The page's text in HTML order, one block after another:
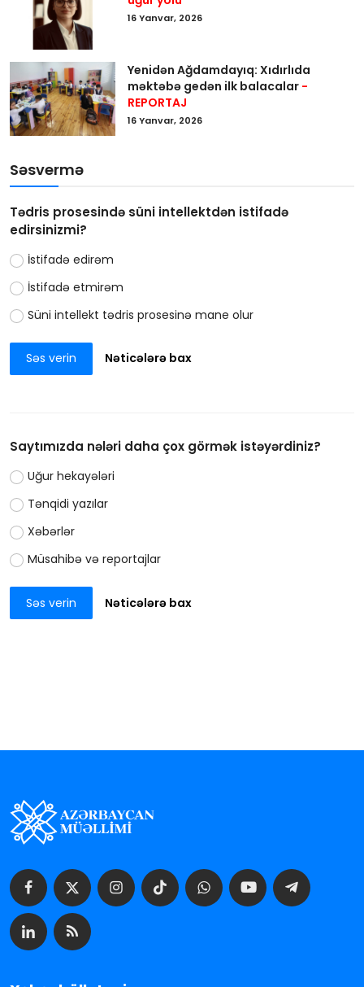
16 Yanvar, 2026
Yenidən Ağdamdayıq: Xıdırlıda
məktəbə gedən ilk balacalar -
REPORTAJ
16 Yanvar, 2026
Səsvermə
Tədris prosesində süni intellektdən istifadə
edirsinizmi?
İstifadə edirəm
İstifadə etmirəm
Süni intellekt tədris prosesinə mane olur
Səs verin Nəticələrə bax
Saytımızda nələri daha çox görmək istəyərdiniz?
Uğur hekayələri
Tənqidi yazılar
Xəbərlər
Müsahibə və reportajlar
Səs verin Nəticələrə bax